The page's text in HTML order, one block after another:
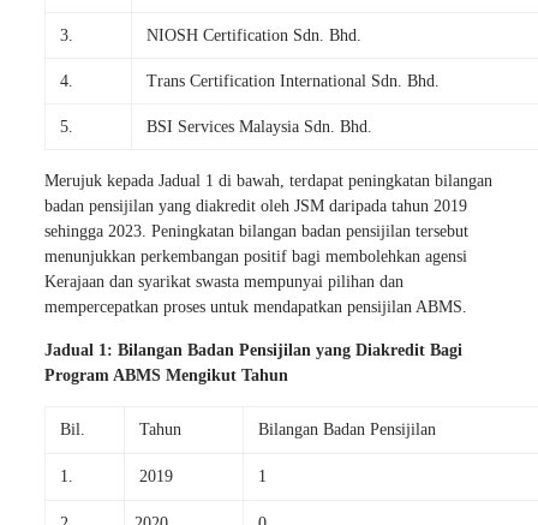
3. NIOSH Certification Sdn. Bhd.
4. Trans Certification International Sdn. Bhd.
5. BSI Services Malaysia Sdn. Bhd.
Merujuk kepada Jadual 1 di bawah, terdapat peningkatan bilangan
badan pensijilan yang diakredit oleh JSM daripada tahun 2019
sehingga 2023. Peningkatan bilangan badan pensijilan tersebut
menunjukkan perkembangan positif bagi membolehkan agensi
Kerajaan dan syarikat swasta mempunyai pilihan dan
mempercepatkan proses untuk mendapatkan pensijilan ABMS.
Jadual 1: Bilangan Badan Pensijilan yang Diakredit Bagi
Program ABMS Mengikut Tahun
Bil. Tahun Bilangan Badan Pensijilan
1. 2019 1